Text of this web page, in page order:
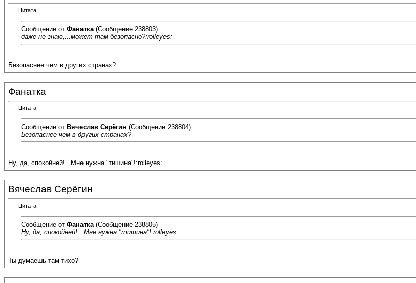
Цитата:
Сообщение от Фанатка (Сообщение 238803)
даже не знаю,...может там безопасно?:rolleyes:
Безопаснее чем в других странах?
Фанатка
Цитата:
Сообщение от Вячеслав Серёгин (Сообщение 238804)
Безопаснее чем в других странах?
Ну, да, спокойней!...Мне нужна "тишина"!:rolleyes:
Вячеслав Серёгин
Цитата:
Сообщение от Фанатка (Сообщение 238805)
Ну, да, спокойней!...Мне нужна "тишина"!:rolleyes:
Ты думаешь там тихо?